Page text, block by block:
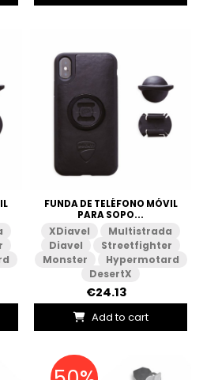
FUNDA DE TELÉFONO MÓVIL
PARA SOPO...
XDiavel
Multistrada
Diavel
Streetfighter
Monster
Hypermotard
DesertX
€24.13
Add to cart